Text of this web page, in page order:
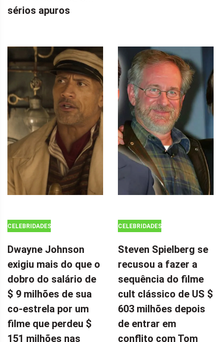
sérios apuros
CELEBRIDADES
Dwayne Johnson
exigiu mais do que o
dobro do salário de
$ 9 milhões de sua
co-estrela por um
filme que perdeu $
151 milhões nas
CELEBRIDADES
Steven Spielberg se
recusou a fazer a
sequência do filme
cult clássico de US $
603 milhões depois
de entrar em
conflito com Tom